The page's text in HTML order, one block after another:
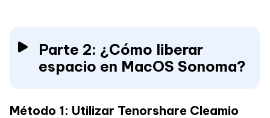
Parte 2: ¿Cómo liberar
espacio en MacOS Sonoma?
Método 1: Utilizar Tenorshare Cleamio